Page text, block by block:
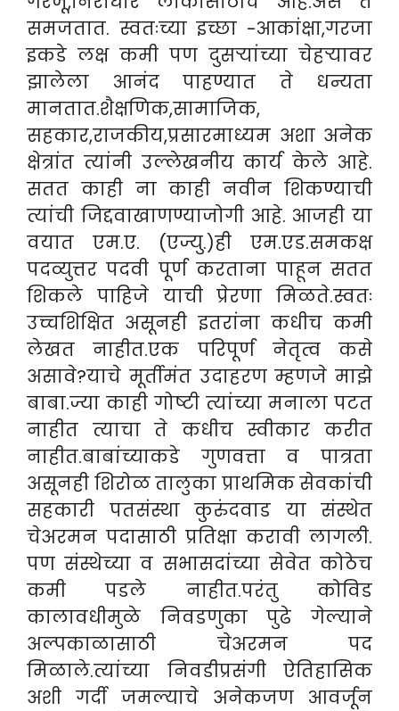
समजतात. स्वतःच्या इच्छा -आकांक्षा,गरजा
इकडे लक्ष कमी पण दुसऱ्यांच्या चेहऱ्यावर
झालेला आनंद पाहण्यात ते धन्यता
मानतात.शैक्षणिक,सामाजिक,
सहकार,राजकीय,प्रसारमाध्यम अशा अनेक
क्षेत्रांत त्यांनी उल्लेखनीय कार्य केले आहे.
सतत काही ना काही नवीन शिकण्याची
त्यांची जिद्दवाखाणण्याजोगी आहे. आजही या
वयात एम.ए. (एज्यु.)ही एम.एड.समकक्ष
पदव्युत्तर पदवी पूर्ण करताना पाहून सतत
शिकले पाहिजे याची प्रेरणा मिळते.स्वतः
उच्चशिक्षित असूनही इतरांना कधीच कमी
लेखत नाहीत.एक परिपूर्ण नेतृत्व कसे
असावे?याचे मूर्तीमंत उदाहरण म्हणजे माझे
बाबा.ज्या काही गोष्टी त्यांच्या मनाला पटत
नाहीत त्याचा ते कधीच स्वीकार करीत
नाहीत.बाबांच्याकडे गुणवत्ता व पात्रता
असूनही शिरोळ तालुका प्राथमिक सेवकांची
सहकारी पतसंस्था कुरुंदवाड या संस्थेत
चेअरमन पदासाठी प्रतिक्षा करावी लागली.
पण संस्थेच्या व सभासदांच्या सेवेत कोठेच
कमी पडले नाहीत.परंतु कोविड
कालावधीमुळे निवडणुका पुढे गेल्याने
अल्पकाळासाठी चेअरमन पद
मिळाले.त्यांच्या निवडीप्रसंगी ऐतिहासिक
अशी गर्दी जमल्याचे अनेकजण आवर्जून